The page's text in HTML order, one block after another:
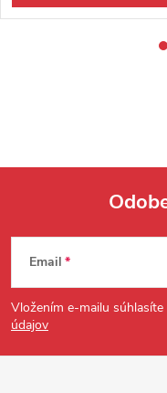
Zápätie
Email
Vložením e-mailu súhlasíte
údajov